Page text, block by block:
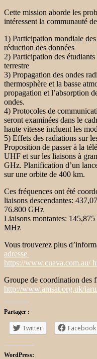
Cette mission aborde les
intéressent la communauté
1) Participation mondiale
réduction des données
2) Participation des
terrestre
3) Propagation des ondes
thermosphère et la basse
propagation et l’absorption
ondes.
4) Protocoles de
seront examinées dans le
haute vitesse incluent les
5) Effets des radiations sur
Proposition de passer à la
UHF et sur les liaisons à
GHz. Planification d’un
sur une orbite de 400 km.
Ces fréquences ont été
liaisons descendantes:
76.800 GHz
Liaisons montantes:
MHz
Vous trouverez plus
adresse
https://www.cuava.com.au/
Groupe de coordination des
http://www.amsat.org.uk/
Partager :
Twitter Facebook
WordPress: